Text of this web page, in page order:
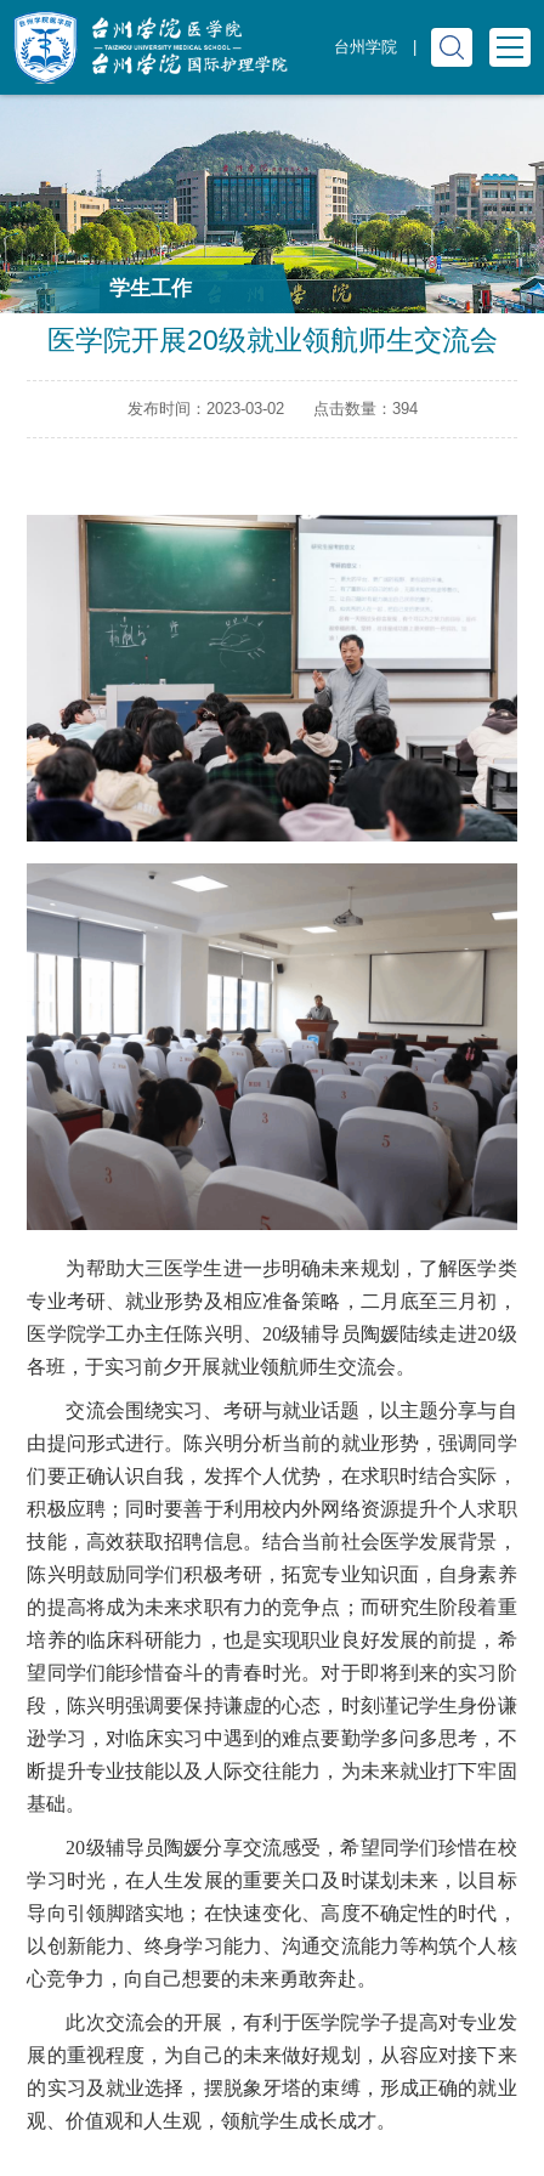
台州学院
学生工作
医学院开展20级就业领航师生交流会
发布时间：2023-03-02 点击数量： 394
为帮助大三医学生进一步明确未来规划，了解医学类
专业考研、就业形势及相应准备策略，二月底至三月初，
医学院学工办主任陈兴明、 20级辅导员陶媛陆续走进20级
各班，于实习前夕开展就业领航师生交流会。
交流会围绕实习、考研与就业话题，以主题分享与自
由提问形式进行。陈兴明分析当前的就业形势，强调同学
们要正确认识自我，发挥个人优势，在求职时结合实际，
积极应聘；同时要善于利用校内外网络资源提升个人求职
技能，高效获取招聘信息。结合当前社会医学发展背景，
陈兴明鼓励同学们积极考研，拓宽专业知识面，自身素养
的提高将成为未来求职有力的竞争点；而研究生阶段着重
培养的临床科研能力，也是实现职业良好发展的前提，希
望同学们能珍惜奋斗的青春时光。对于即将到来的实习阶
段，陈兴明强调要保持谦虚的心态，时刻谨记学生身份谦
逊学习，对临床实习中遇到的难点要勤学多问多思考，不
断提升专业技能以及人际交往能力，为未来就业打下牢固
基础。
20级辅导员陶媛分享交流感受，希望同学们珍惜在校
学习时光，在人生发展的重要关口及时谋划未来，以目标
导向引领脚踏实地；在快速变化、高度不确定性的时代，
以创新能力、终身学习能力、沟通交流能力等构筑个人核
心竞争力，向自己想要的未来勇敢奔赴。
此次交流会的开展，有利于医学院学子提高对专业发
展的重视程度，为自己的未来做好规划，从容应对接下来
的实习及就业选择，摆脱象牙塔的束缚，形成正确的就业
观、价值观和人生观，领航学生成长成才。